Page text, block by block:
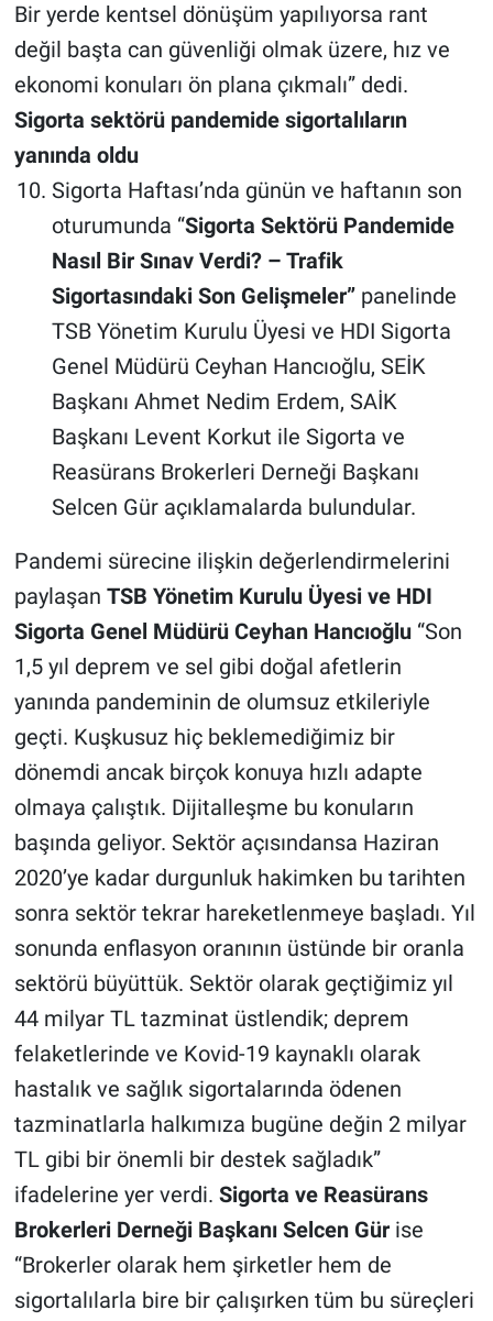
Bir yerde kentsel dönüşüm yapılıyorsa rant
değil başta can güvenliği olmak üzere, hız ve
ekonomi konuları ön plana çıkmalı” dedi.
Sigorta sektörü pandemide sigortalıların
yanında oldu
Sigorta Haftası’nda günün ve haftanın son
oturumunda “Sigorta Sektörü Pandemide
Nasıl Bir Sınav Verdi? – Trafik
Sigortasındaki Son Gelişmeler”panelinde
TSB Yönetim Kurulu Üyesi ve HDI Sigorta
Genel Müdürü Ceyhan Hancıoğlu, SEİK
Başkanı Ahmet Nedim Erdem, SAİK
Başkanı Levent Korkut ile Sigorta ve
Reasürans Brokerleri Derneği Başkanı
Selcen Gür açıklamalarda bulundular.
Pandemi sürecine ilişkin değerlendirmelerini
paylaşan TSB Yönetim Kurulu Üyesi ve HDI
Sigorta Genel Müdürü Ceyhan Hancıoğlu“Son
1,5 yıl deprem ve sel gibi doğal afetlerin
yanında pandeminin de olumsuz etkileriyle
geçti. Kuşkusuz hiç beklemediğimiz bir
dönemdi ancak birçok konuya hızlı adapte
olmaya çalıştık. Dijitalleşme bu konuların
başında geliyor. Sektör açısındansa Haziran
2020’ye kadar durgunluk hakimken bu tarihten
sonra sektör tekrar hareketlenmeye başladı. Yıl
sonunda enflasyon oranının üstünde bir oranla
sektörü büyüttük. Sektör olarak geçtiğimiz yıl
44 milyar TL tazminat üstlendik; deprem
felaketlerinde ve Kovid-19 kaynaklı olarak
hastalık ve sağlık sigortalarında ödenen
tazminatlarla halkımıza bugüne değin 2 milyar
TL gibi bir önemli bir destek sağladık”
ifadelerine yer verdi. Sigorta ve Reasürans
Brokerleri Derneği Başkanı Selcen Gürise
“Brokerler olarak hem şirketler hem de
sigortalılarla bire bir çalışırken tüm bu süreçleri